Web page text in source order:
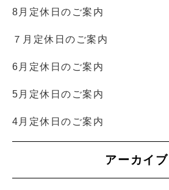
8月定休日のご案内
７月定休日のご案内
6月定休日のご案内
5月定休日のご案内
4月定休日のご案内
アーカイブ